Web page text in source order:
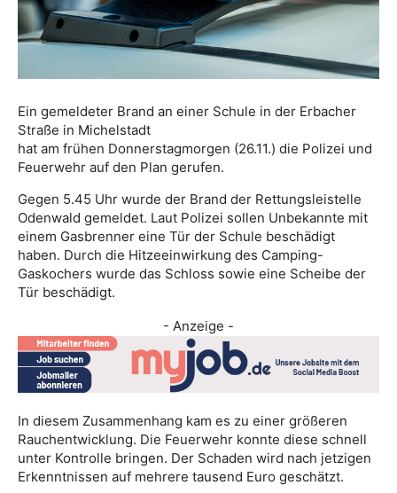
Ein gemeldeter Brand an einer Schule in der Erbacher
Straße in Michelstadt
hat am frühen Donnerstagmorgen (26.11.) die Polizei und
Feuerwehr auf den Plan gerufen.
Gegen 5.45 Uhr wurde der Brand der Rettungsleistelle
Odenwald gemeldet. Laut Polizei sollen Unbekannte mit
einem Gasbrenner eine Tür der Schule beschädigt
haben. Durch die Hitzeeinwirkung des Camping-
Gaskochers wurde das Schloss sowie eine Scheibe der
Tür beschädigt.
- Anzeige -
In diesem Zusammenhang kam es zu einer größeren
Rauchentwicklung. Die Feuerwehr konnte diese schnell
unter Kontrolle bringen. Der Schaden wird nach jetzigen
Erkenntnissen auf mehrere tausend Euro geschätzt.